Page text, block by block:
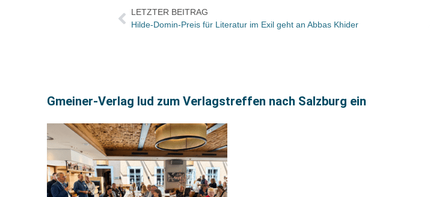
LETZTER BEITRAG
Hilde-Domin-Preis für Literatur im Exil geht an Abbas Khider
Gmeiner-Verlag lud zum Verlagstreffen nach Salzburg ein